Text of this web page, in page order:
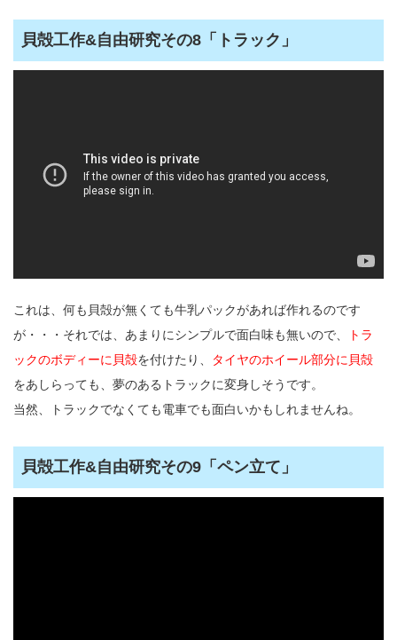
貝殻工作&自由研究その8「トラック」
これは、何も貝殻が無くても牛乳パックがあれば作れるのです
が・・・それでは、あまりにシンプルで面白味も無いので、
トラ
ックのボディーに貝殻を付けたり、
タイヤのホイール部分に貝殻
をあしらっても、夢のあるトラックに変身しそうです。
当然、トラックでなくても電車でも面白いかもしれませんね。
貝殻工作&自由研究その9「ペン立て」